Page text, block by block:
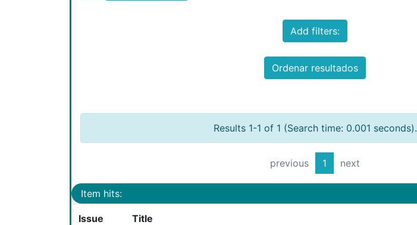
Add filters:
Ordenar resultados
Results 1-1 of 1 (Search time: 0.001 seconds).
previous 1 next
Item hits:
Issue
Title